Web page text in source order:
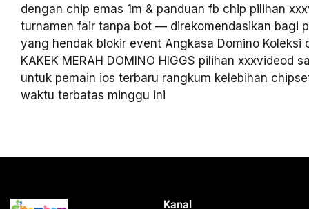
dengan chip emas 1m & panduan fb chip pilihan
turnamen fair tanpa bot — direkomendasikan bagi
yang hendak blokir event Angkasa Domino Koleksi
KAKEK MERAH DOMINO HIGGS pilihan xxxvideod
untuk pemain ios terbaru rangkum kelebihan
waktu terbatas minggu ini
Kanal